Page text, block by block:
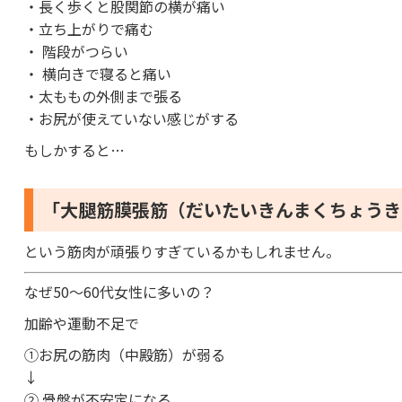
・長く歩くと股関節の横が痛い
・立ち上がりで痛む
・ 階段がつらい
・ 横向きで寝ると痛い
・太ももの外側まで張る
・お尻が使えていない感じがする
もしかすると…
「大腿筋膜張筋（だいたいきんまくちょう
という筋肉が頑張りすぎているかもしれません。
なぜ50〜60代女性に多いの？
加齢や運動不足で
①お尻の筋肉（中殿筋）が弱る
↓